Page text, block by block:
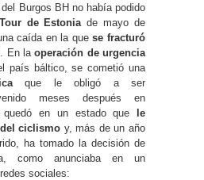
del Burgos BH no había podido
Tour de Estonia de mayo de
caída en la quese fracturó
. En laoperación de urgencia
país báltico, se cometió una
que le obligó a ser
meses después en
quedó en un estado que
le
ciclismo y, más de un año
ha tomado la decisión de
como anunciaba en un
sociales: